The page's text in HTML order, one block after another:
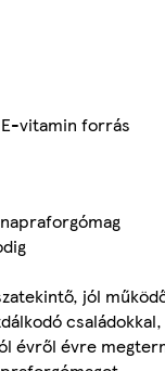
vitamin forrás
jól
évről évre